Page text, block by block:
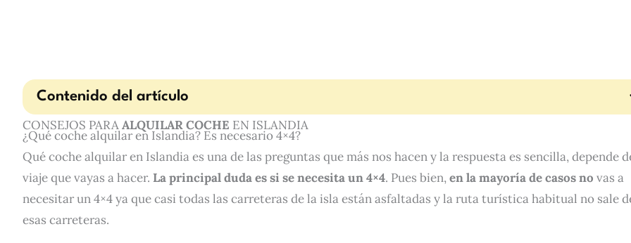
Contenido del artículo
CONSEJOS PARAALQUILAR COCHE EN ISLANDIA
¿Qué coche alquilar en Islandia? Es necesario 4×4?
Qué coche alquilar en Islandia es una de las preguntas que más nos hacen y la respuesta es sencilla, depende
viaje que vayas a hacer. La principal duda es si se necesita un 4×4. Pues bien,en la mayoría de casos no vas a
necesitar un 4×4 ya que casi todas las carreteras de la isla están asfaltadas y la ruta turística habitual no sale
esas carreteras.